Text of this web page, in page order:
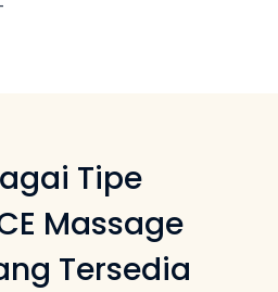
Tipe
Massage
Tersedia